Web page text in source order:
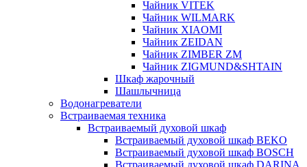
Чайник VITEK
Чайник WILMARK
Чайник XIAOMI
Чайник ZEIDAN
Чайник ZIMBER ZM
Чайник ZIGMUND&SHTAIN
Шкаф жарочный
Шашлычница
Водонагреватели
Встраиваемая техника
Встраиваемый духовой шкаф
Встраиваемый духовой шкаф BEKO
Встраиваемый духовой шкаф BOSCH
Встраиваемый духовой шкаф DARINA